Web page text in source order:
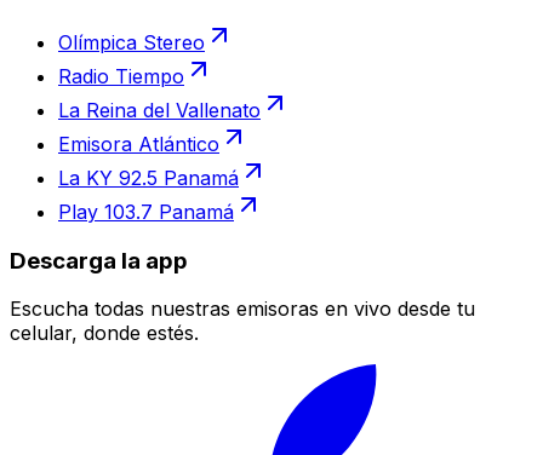
Olímpica Stereo
Radio Tiempo
La Reina del Vallenato
Emisora Atlántico
La KY 92.5 Panamá
Play 103.7 Panamá
Descarga la app
Escucha todas nuestras emisoras en vivo desde tu
celular, donde estés.